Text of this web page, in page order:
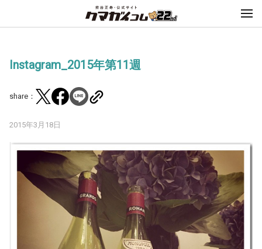
Instagram_2015年第11週
share：
2015年3月18日